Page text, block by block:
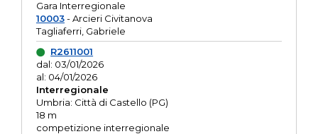
Gara Interregionale
10003- Arcieri Civitanova
Tagliaferri, Gabriele
R2611001
dal: 03/01/2026
al: 04/01/2026
Interregionale
Umbria: Città di Castello (PG)
18 m
competizione interregionale